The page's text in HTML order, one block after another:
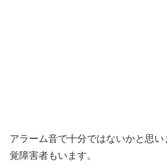
アラーム音で十分ではないかと思
覚障害者もいます。